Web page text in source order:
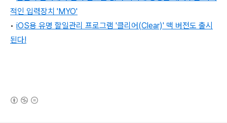
적인 입력장치 'MYO'
• iOS용 유명 할일관리 프로그램 '클리어(Clear)' 맥 버전도 출시
된다!